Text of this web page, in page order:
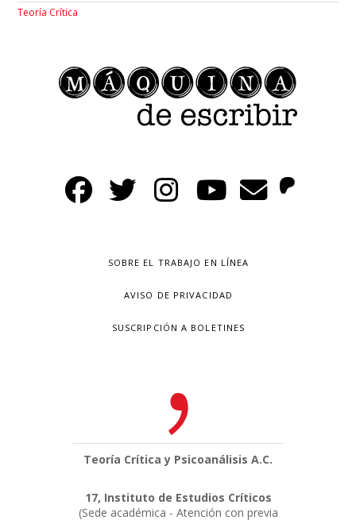
Teoría Crítica
SOBRE EL TRABAJO EN LÍNEA
AVISO DE PRIVACIDAD
SUSCRIPCIÓN A BOLETINES
Teoría Crítica y Psicoanálisis A.C.
17, Instituto de Estudios Críticos
(Sede académica - Atención con previa